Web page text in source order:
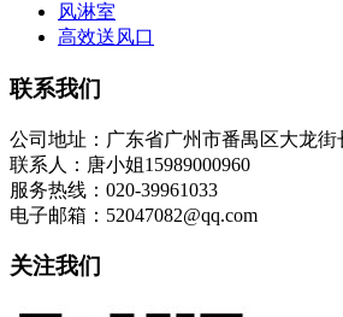
风淋室
高效送风口
联系我们
公司地址：广东省广州市番禺区大龙街
联系人：唐小姐15989000960
服务热线：020-39961033
电子邮箱：52047082@qq.com
关注我们